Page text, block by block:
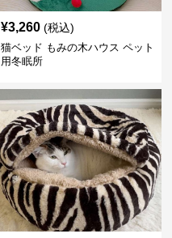
¥3,260 (税込)
猫ベッド もみの木ハウス ペット
用冬眠所